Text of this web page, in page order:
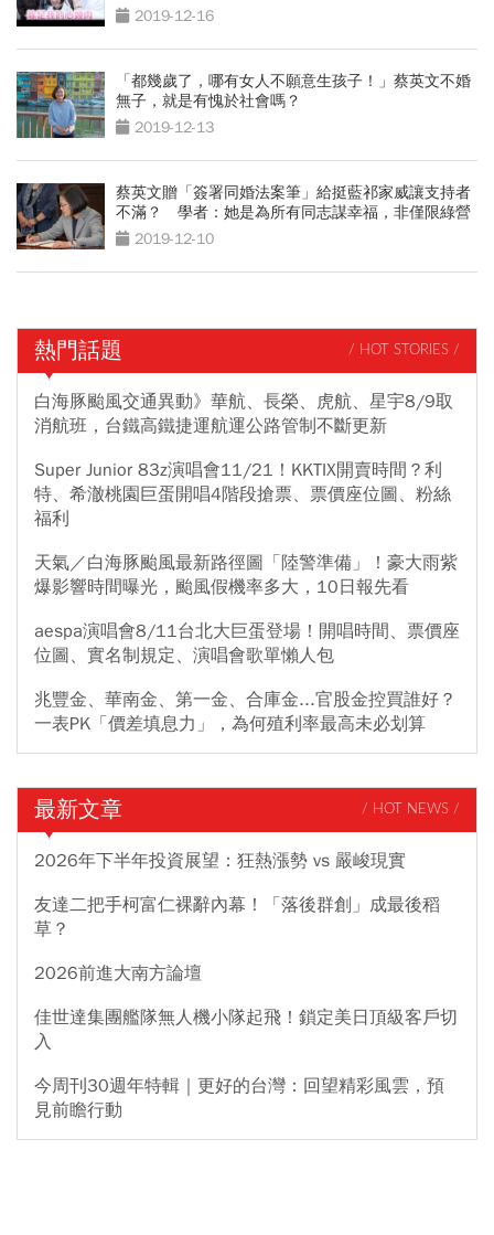
2019-12-16
「都幾歲了，哪有女人不願意生孩子！」蔡英文不婚
無子，就是有愧於社會嗎？
2019-12-13
蔡英文贈「簽署同婚法案筆」給挺藍祁家威讓支持者
不滿？ 學者：她是為所有同志謀幸福，非僅限綠營
粉絲2019-12-10
熱門話題 / HOT STORIES /
白海豚颱風交通異動》華航、長榮、虎航、星宇8/9取
消航班，台鐵高鐵捷運航運公路管制不斷更新
Super Junior 83z演唱會11/21！KKTIX開賣時間？利
特、希澈桃園巨蛋開唱4階段搶票、票價座位圖、粉絲
福利
天氣／白海豚颱風最新路徑圖「陸警準備」！豪大雨紫
爆影響時間曝光，颱風假機率多大，10日報先看
aespa演唱會8/11台北大巨蛋登場！開唱時間、票價座
位圖、實名制規定、演唱會歌單懶人包
兆豐金、華南金、第一金、合庫金...官股金控買誰好？
一表PK「價差填息力」，為何殖利率最高未必划算
最新文章 / HOT NEWS /
2026年下半年投資展望：狂熱漲勢 vs 嚴峻現實
友達二把手柯富仁裸辭內幕！「落後群創」成最後稻
草？
2026前進大南方論壇
佳世達集團艦隊無人機小隊起飛！鎖定美日頂級客戶切
入
今周刊30週年特輯｜更好的台灣：回望精彩風雲，預
見前瞻行動